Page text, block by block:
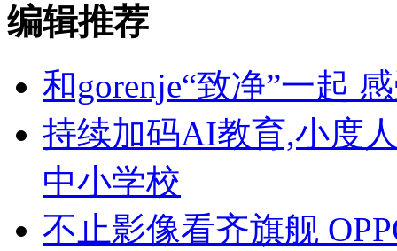
编辑推荐
和gorenje“致净”一起
持续加码AI教育,小度
中小学校
不止影像看齐旗舰